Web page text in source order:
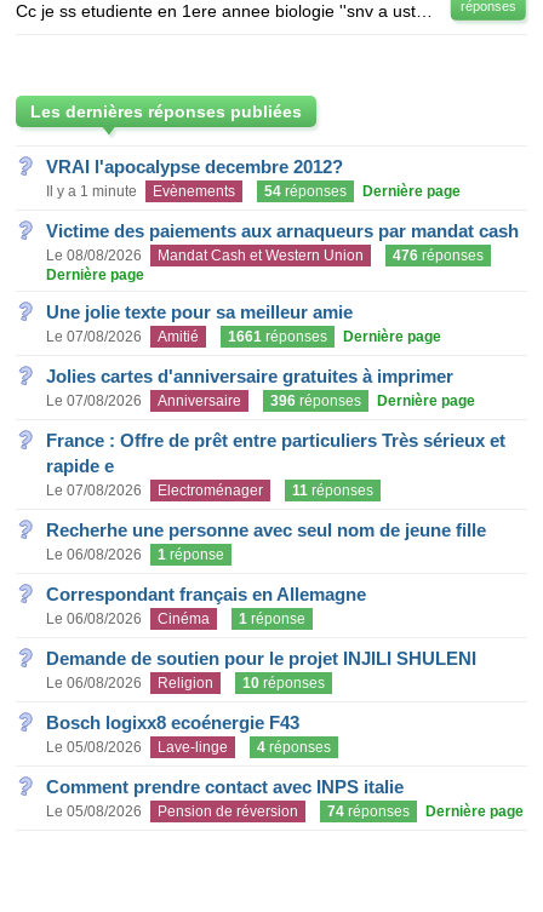
réponses
Les dernières réponses publiées
VRAI l'apocalypse decembre 2012?
Il y a 1 minute Evènements 54 réponses Dernière page
Victime des paiements aux arnaqueurs par mandat cash
Le 08/08/2026 Mandat Cash et Western Union 476 réponses
Dernière page
Une jolie texte pour sa meilleur amie
Le 07/08/2026 Amitié 1661 réponses Dernière page
Jolies cartes d'anniversaire gratuites à imprimer
Le 07/08/2026 Anniversaire 396 réponses Dernière page
France : Offre de prêt entre particuliers Très sérieux et
rapide e
Le 07/08/2026 Electroménager 11 réponses
Recherhe une personne avec seul nom de jeune fille
Le 06/08/2026 1 réponse
Correspondant français en Allemagne
Le 06/08/2026 Cinéma 1 réponse
Demande de soutien pour le projet INJILI SHULENI
Le 06/08/2026 Religion 10 réponses
Bosch logixx8 ecoénergie F43
Le 05/08/2026 Lave-linge 4 réponses
Comment prendre contact avec INPS italie
Le 05/08/2026 Pension de réversion 74 réponses Dernière page